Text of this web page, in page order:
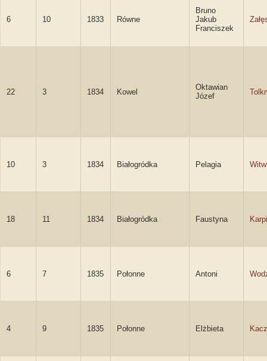
6 10 1833 Równe
Bruno
Jakub
Franciszek
22 3 1834 Kowel
Oktawian
Józef
10 3 1834 Białogródka Pelagia
18 11 1834 Białogródka Faustyna
6 7 1835 Połonne Antoni
4 9 1835 Połonne Elżbieta